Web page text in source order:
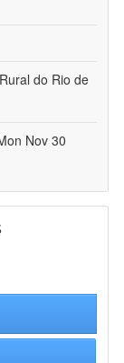
do Rio de
Nov 30